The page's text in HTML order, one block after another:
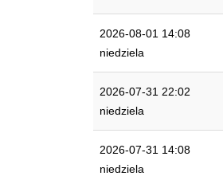
2026-08-01 14:08
niedziela
2026-07-31 22:02
niedziela
2026-07-31 14:08
niedziela